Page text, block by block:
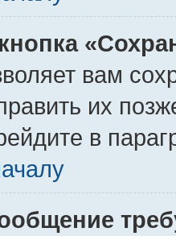
вам
их
в